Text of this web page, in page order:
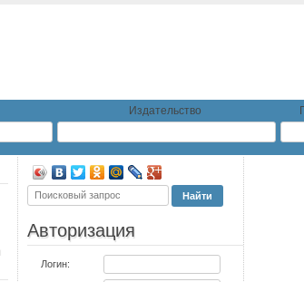
Издательство
Авторизация
Логин: